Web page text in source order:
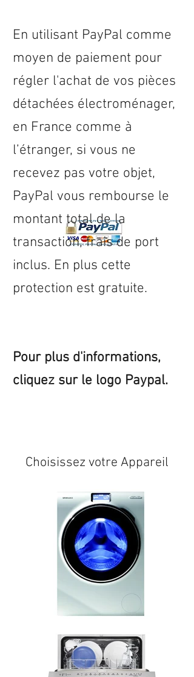
En utilisant PayPal comme
moyen de paiement pour
régler l'achat de vos pièces
détachées électroménager,
en France comme à
l’étranger, si vous ne
recevez pas votre objet,
PayPal vous rembourse le
montant total de la
transaction, frais de port
inclus. En plus cette
protection est gratuite.
Pour plus d'informations,
cliquez sur le logo Paypal.
Choisissez votre Appareil